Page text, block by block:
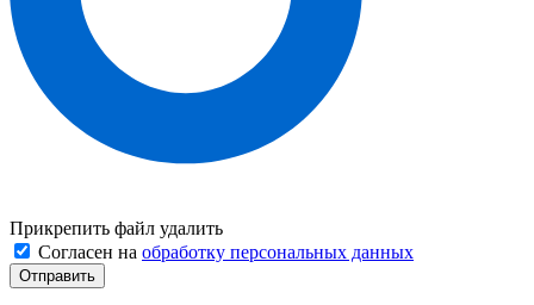
Прикрепить файл удалить
Согласен на обработку персональных данных